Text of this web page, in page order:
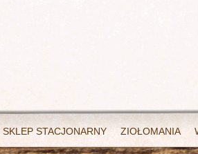
SKLEP STACJONARNY ZIOŁOMANIA